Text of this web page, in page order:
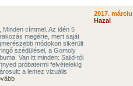
címmel. Az idén 5
megérte, mert saját
módokon sikerült
szédülései, a Gomoly
Van itt minden: Saiid-tól
próbatermi felvételekig
a lemez vizuális
2017.
Hazai